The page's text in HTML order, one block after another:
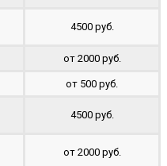
4500 руб.
от 2000 руб.
от 500 руб.
4500 руб.
от 2000 руб.